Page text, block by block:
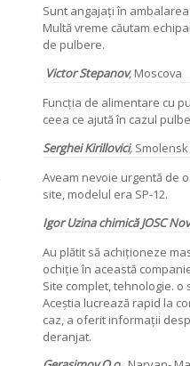
Sunt angajați în
Multă vreme căutam
de pulbere.
Victor Stepanov, Moscova
Funcția de alimentare cu
ceea ce ajută în cazul
Serghei Kirillovici, Smolensk
Aveam nevoie urgentă de
site, modelul era SP-12.
IgorUzina chimică JOSC
Au plătit să achiționeze
ochiție în această
Site complet, tehnologie. o
Aceștia lucrează rapid la
caz, a oferit informații
deranjat.